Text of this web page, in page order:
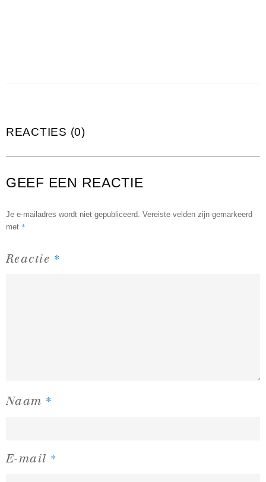
REACTIES (0)
GEEF EEN REACTIE
Je e-mailadres wordt niet gepubliceerd. Vereiste velden zijn gemarkeerd
met *
Reactie *
Naam *
E-mail *